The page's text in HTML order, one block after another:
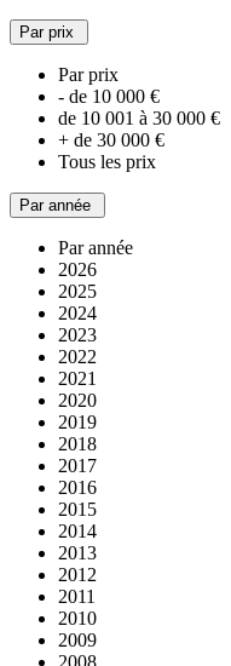
Par prix
Par prix
- de 10 000 €
de 10 001 à 30 000 €
+ de 30 000 €
Tous les prix
Par année
Par année
2026
2025
2024
2023
2022
2021
2020
2019
2018
2017
2016
2015
2014
2013
2012
2011
2010
2009
2008